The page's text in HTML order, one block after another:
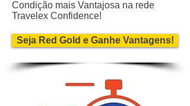
Condição mais Vantajosa na rede
Travelex Confidence!
Seja Red Gold e Ganhe Vantagens!